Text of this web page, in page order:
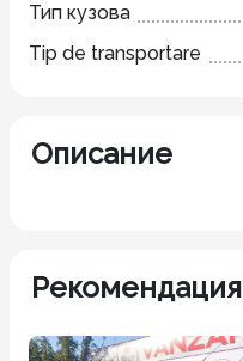
Тип кузова
Tip de transportare
Описание
Рекомендация